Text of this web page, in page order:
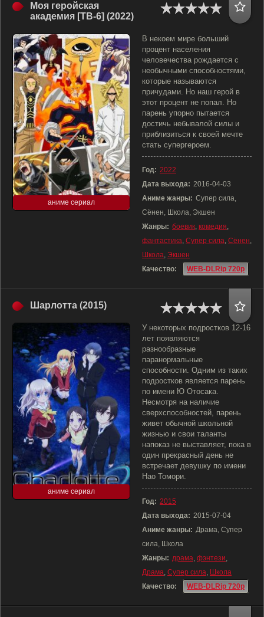
Моя геройская
академия [ТВ-6] (2022)
аниме сериал
В некоем мире больший
процент населения
человечества рождается с
необычными способностями,
которые называются
причудами. Но наш герой в
этот процент не попал. Но
парень упорно пытается
достичь небывалой силы и
приблизиться к своей мечте
стать супергероем.
Год: 2022
Дата выхода: 2016-04-03
Аниме жанры: Супер сила,
Сёнен, Школа, Экшен
Жанры: боевик, комедия,
фантастика, Супер сила, Сёнен,
Школа, Экшен
Качество:
WEB-DLRip 720p
Шарлотта (2015)
аниме сериал
У некоторых подростков 12-16
лет появляются
разнообразные
паранормальные
способности. Одним из таких
подростков является парень
по имени Ю Отосака.
Несмотря на наличие
сверхспособностей, парень
живет обычной школьной
жизнью и свои таланты
напоказ не выставляет, пока в
один прекрасный день не
встречает девушку по имени
Нао Томори.
Год: 2015
Дата выхода: 2015-07-04
Аниме жанры: Драма, Супер
сила, Школа
Жанры: драма, фэнтези,
Драма, Супер сила, Школа
Качество:
WEB-DLRip 720p